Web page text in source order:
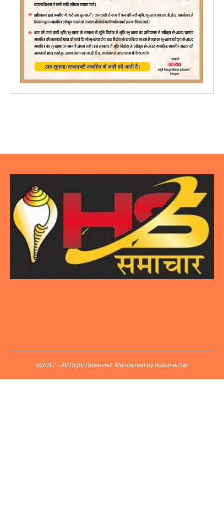
@2017 - All Right Reserved. Maintained by hssamachar